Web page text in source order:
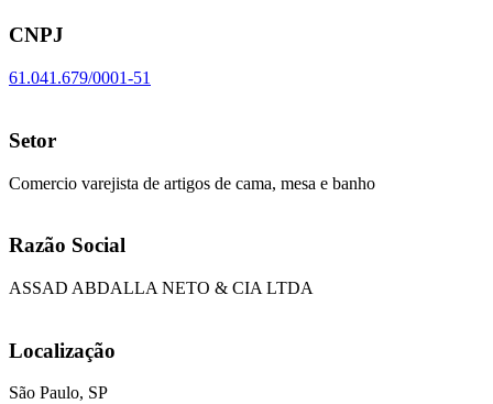
CNPJ
61.041.679/0001-51
Setor
Comercio varejista de artigos de cama, mesa e banho
Razão Social
ASSAD ABDALLA NETO & CIA LTDA
Localização
São Paulo, SP